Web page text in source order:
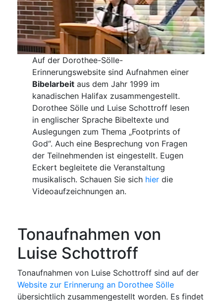
Auf der Dorothee-Sölle-
Erinnerungswebsite sind Aufnahmen einer
Bibelarbeit aus dem Jahr 1999 im
kanadischen Halifax zusammengestellt.
Dorothee Sölle und Luise Schottroff lesen
in englischer Sprache Bibeltexte und
Auslegungen zum Thema „Footprints of
God“. Auch eine Besprechung von Fragen
der Teilnehmenden ist eingestellt. Eugen
Eckert begleitete die Veranstaltung
musikalisch. Schauen Sie sich hier die
Videoaufzeichnungen an.
Tonaufnahmen von
Luise Schottroff
Tonaufnahmen von Luise Schottroff sind auf der
Website zur Erinnerung an Dorothee Sölle
übersichtlich zusammengestellt worden. Es findet